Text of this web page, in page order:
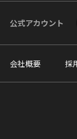
公式アカウント
会社概要 採